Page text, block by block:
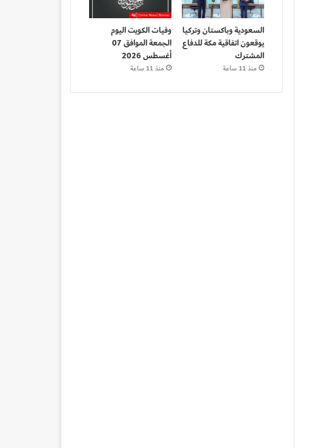
السعودية وباكستان وتركيا
يوقعون اتفاقية مكة للدفاع
المشترك
منذ 11 ساعة
وفيات الكويت اليوم
الجمعة الموافق 07
أغسطس 2026
منذ 11 ساعة